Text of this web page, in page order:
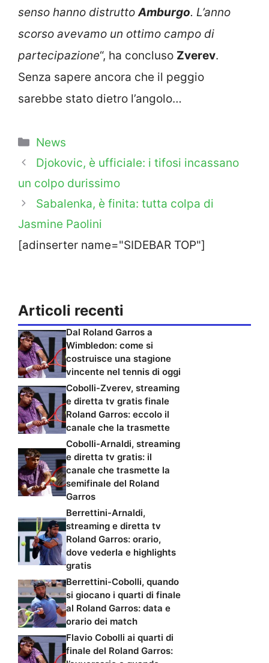
senso hanno distruttoAmburgo. L’anno
scorso avevamo un ottimo campo di
partecipazione“, ha concluso Zverev.
Senza sapere ancora che il peggio
sarebbe stato dietro l’angolo…
Categorie
News
Djokovic, è ufficiale: i tifosi incassano
un colpo durissimo
Sabalenka, è finita: tutta colpa di
Jasmine Paolini
[adinserter name="SIDEBAR TOP"]
Articoli recenti
Dal Roland Garros a
Wimbledon: come si
costruisce una stagione
vincente nel tennis di oggi
Cobolli-Zverev, streaming
e diretta tv gratis finale
Roland Garros: eccolo il
canale che la trasmette
Cobolli-Arnaldi, streaming
e diretta tv gratis: il
canale che trasmette la
semifinale del Roland
Garros
Berrettini-Arnaldi,
streaming e diretta tv
Roland Garros: orario,
dove vederla e highlights
gratis
Berrettini-Cobolli, quando
si giocano i quarti di finale
al Roland Garros: data e
orario dei match
Flavio Cobolli ai quarti di
finale del Roland Garros: